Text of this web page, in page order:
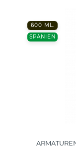
600 ML.
SPANIEN